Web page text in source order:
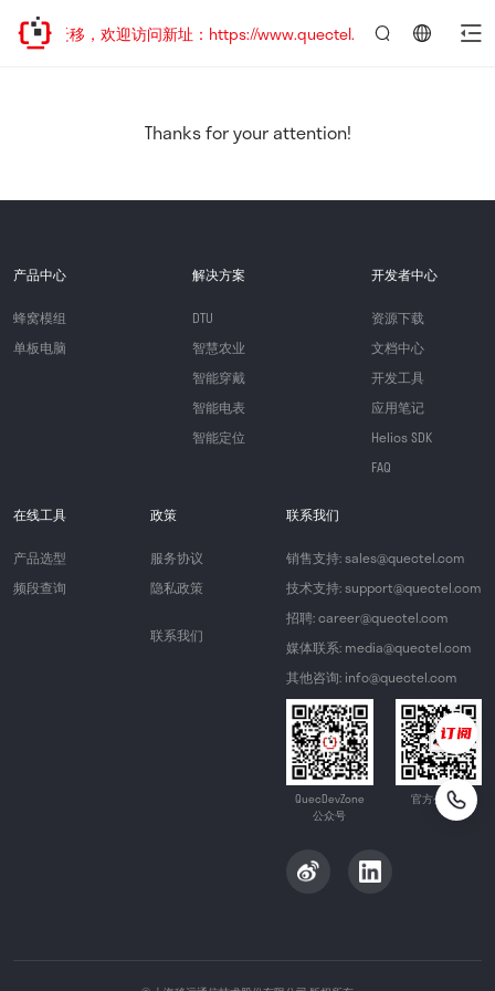
址已迁移，欢迎访问新址：https://www.quectel.com.cn
Thanks for your attention!
产品中心
蜂窝模组
单板电脑
解决方案
DTU
智慧农业
智能穿戴
智能电表
智能定位
开发者中心
资源下载
文档中心
开发工具
应用笔记
Helios SDK
FAQ
在线工具
产品选型
频段查询
政策
服务协议
隐私政策
联系我们
联系我们
销售支持: sales@quectel.com
技术支持: support@quectel.com
招聘: career@quectel.com
媒体联系: media@quectel.com
其他咨询: info@quectel.com
QuecDevZone
公众号
官方公众号